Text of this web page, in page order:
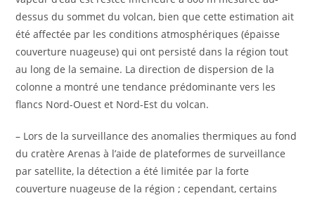
dessus du sommet du volcan, bien que cette estimation ait
été affectée par les conditions atmosphériques (épaisse
couverture nuageuse) qui ont persisté dans la région tout
au long de la semaine. La direction de dispersion de la
colonne a montré une tendance prédominante vers les
flancs Nord-Ouest et Nord-Est du volcan.
– Lors de la surveillance des anomalies thermiques au fond
du cratère Arenas à l’aide de plateformes de surveillance
par satellite, la détection a été limitée par la forte
couverture nuageuse de la région ; cependant, certains